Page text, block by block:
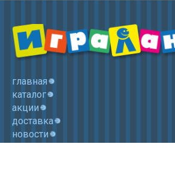
главная
каталог
акции
доставка
новости